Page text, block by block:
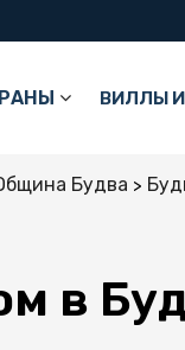
ВИЛЛЫ
Будва
в